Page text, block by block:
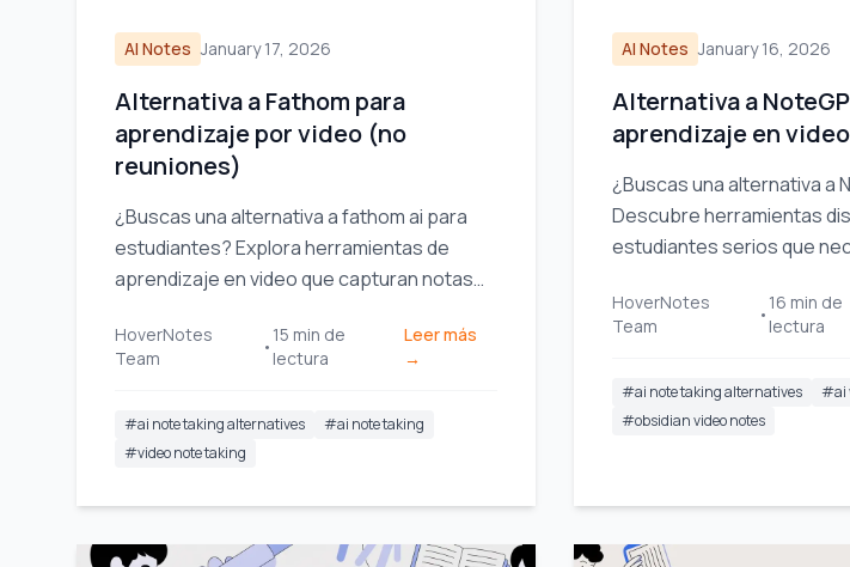
AI Notes January 17, 2026
Alternativa a Fathom para
aprendizaje por video (no
reuniones)
¿Buscas una alternativa a fathom ai para
estudiantes? Explora herramientas de
aprendizaje en video que capturan notas
YouTube y Coursera.
HoverNotes
Team
•
15 min de
lectura
Leer más
→
#ai note taking alternatives #ai note taking
#video note taking
AI Notes January 16, 2026
Alternativa a
aprendizaje en
¿Buscas una alternativa a
Descubre herramientas
estudiantes serios que
y contexto visual a partir
HoverNotes
Team
•
16 min de
lectura
#ai note taking alternatives #ai
#obsidian video notes